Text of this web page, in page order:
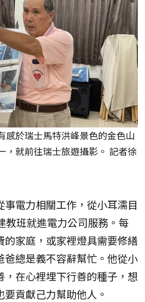
感於瑞士馬特洪峰景色的金色山
，就前往瑞士旅遊攝影。 記者徐
事電力相關工作，從小耳濡目
教班就進電力公司服務。每
的家庭，或家裡燈具需要修繕
爸總是義不容辭幫忙。他從小
，在心裡埋下行善的種子，想
貢獻己力幫助他人。